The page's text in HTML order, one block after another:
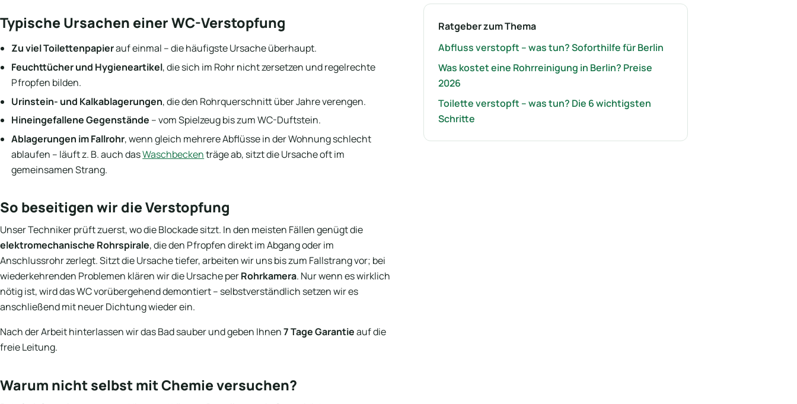
Typische Ursachen einer WC-Verstopfung
Zu viel Toilettenpapierauf einmal – die häufigste Ursache überhaupt.
Feuchttücher und Hygieneartikel, die sich im Rohr nicht zersetzen und regelrechte
Pfropfen bilden.
Urinstein- und Kalkablagerungen, die den Rohrquerschnitt über Jahre verengen.
Hineingefallene Gegenstände – vom Spielzeug bis zum WC-Duftstein.
Ablagerungen im Fallrohr, wenn gleich mehrere Abflüsse in der Wohnung schlecht
ablaufen – läuft z. B. auch dasWaschbeckenträge ab, sitzt die Ursache oft im
gemeinsamen Strang.
So beseitigen wir die Verstopfung
Unser Techniker prüft zuerst, wo die Blockade sitzt. In den meisten Fällen genügt die
elektromechanische Rohrspirale, die den Pfropfen direkt im Abgang oder im
Anschlussrohr zerlegt. Sitzt die Ursache tiefer, arbeiten wir uns bis zum Fallstrang vor; bei
wiederkehrenden Problemen klären wir die Ursache perRohrkamera. Nur wenn es wirklich
nötig ist, wird das WC vorübergehend demontiert – selbstverständlich setzen wir es
anschließend mit neuer Dichtung wieder ein.
Nach der Arbeit hinterlassen wir das Bad sauber und geben Ihnen7 Tage Garantieauf die
freie Leitung.
Warum nicht selbst mit Chemie versuchen?
Ratgeber zum Thema
Abfluss verstopft – was tun? Soforthilfe für Berlin
Was kostet eine Rohrreinigung in Berlin? Preise
2026
Toilette verstopft – was tun? Die 6 wichtigsten
Schritte